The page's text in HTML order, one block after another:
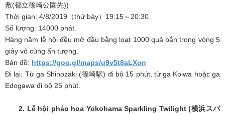
敷(都立篠崎公園先))
Thời gian: 4/8/2019（thứ bảy）19:15～20:30
Số lượng: 14000 phát.
Hàng năm lễ hội đều mở đầu bằng loạt 1000 quả bắn trong vòng 5
giây vô cùng ấn tượng.
Bản đồ: https://goo.gl/maps/u9v5t8aLXon
Đi lại: Từ ga Shinozaki (篠崎駅) đi bộ 15 phút, từ ga Koiwa hoặc ga
Edogawa đi bộ 25 phút.
2. Lễ hội pháo hoa Yokohama Sparkling Twilight (横浜スパ